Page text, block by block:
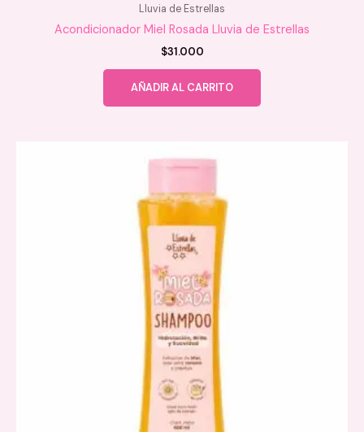
Lluvia de Estrellas
Acondicionador Miel Rosada Lluvia de Estrellas
$31.000
AÑADIR AL CARRITO